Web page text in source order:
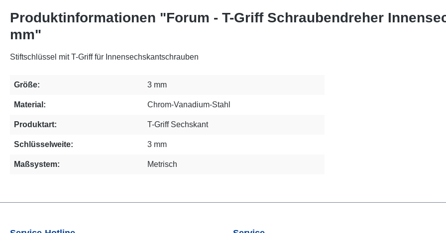
Produktinformationen "Forum - T-Griff Schraubendreher
mm"
Stiftschlüssel mit T-Griff für Innensechskantschrauben
Größe: 3 mm
Material: Chrom-Vanadium-Stahl
Produktart: T-Griff Sechskant
Schlüsselweite: 3 mm
Maßsystem: Metrisch